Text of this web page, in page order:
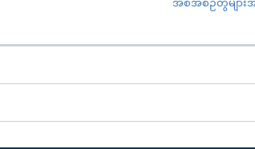
အစီအစဉ်တွဲများ